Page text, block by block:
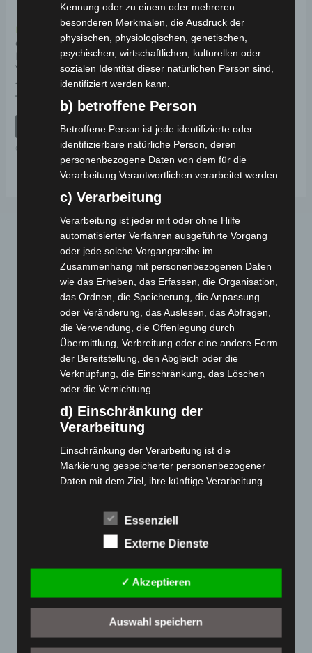
Kostenloser Versand
CARGO VOLT
BREMSTROMMEL
VORDERACHSE
Bewertet
0
139,00
IN DEN WARENKORB
CARGO VOLT
Webseite
Cashback-Aktion
Händler werden
Gemeinsam spenden
Kontakt
Reklamation einreichen
Produktpalette
Elektro-Fahrräder
Elektro-Kabinenroller
Elektro-Klappräder
Elektro-Lastendreiräder
Elektro-Roller
Kennung oder zu einem oder mehreren
besonderen Merkmalen, die Ausdruck der
physischen, physiologischen, genetischen,
psychischen, wirtschaftlichen, kulturellen oder
sozialen Identität dieser natürlichen Person sind,
identifiziert werden kann.
b) betroffene Person
Betroffene Person ist jede identifizierte oder
identifizierbare natürliche Person, deren
personenbezogene Daten von dem für die
Verarbeitung Verantwortlichen verarbeitet werden.
c) Verarbeitung
Verarbeitung ist jeder mit oder ohne Hilfe
automatisierter Verfahren ausgeführte Vorgang
oder jede solche Vorgangsreihe im
Zusammenhang mit personenbezogenen Daten
wie das Erheben, das Erfassen, die Organisation,
das Ordnen, die Speicherung, die Anpassung
oder Veränderung, das Auslesen, das Abfragen,
die Verwendung, die Offenlegung durch
Übermittlung, Verbreitung oder eine andere Form
der Bereitstellung, den Abgleich oder die
Verknüpfung, die Einschränkung, das Löschen
oder die Vernichtung.
d) Einschränkung der
Verarbeitung
Einschränkung der Verarbeitung ist die
Markierung gespeicherter personenbezogener
Daten mit dem Ziel, ihre künftige Verarbeitung
e) Profiling
Profiling ist jede Art der automatisierten
besteht, dass diese personenbezogenen Daten
verwendet werden, um bestimmte persönliche
beziehen, zu bewerten, insbesondere, um
Lage, Gesundheit, persönlicher Vorlieben,
Essenziell
Externe Dienste
✓ Akzeptieren
Auswahl speichern